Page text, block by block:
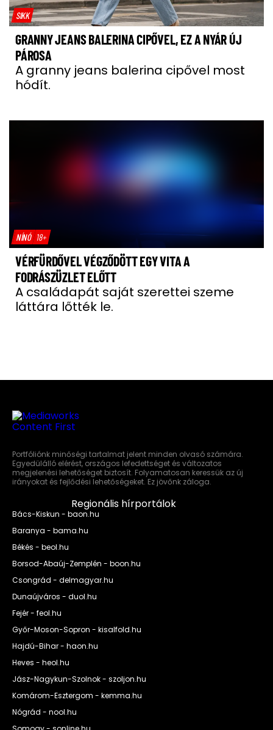
SIKK
GRANNY JEANS BALERINA CIPŐVEL, EZ A NYÁR ÚJ
PÁROSA
A granny jeans balerina cipővel most
hódít.
NÍNÓ 18+
VÉRFÜRDŐVEL VÉGZŐDÖTT EGY VITA A
FODRÁSZÜZLET ELŐTT
A családapát saját szerettei szeme
láttára lőtték le.
Portfóliónk minőségi tartalmat jelent minden olvasó számára.
Egyedülálló elérést, országos lefedettséget és változatos
megjelenési lehetőséget biztosít. Folyamatosan keressük az új
irányokat és fejlődési lehetőségeket. Ez jövőnk záloga.
Regionális hírportálok
Bács-Kiskun - baon.hu
Baranya - bama.hu
Békés - beol.hu
Borsod-Abaúj-Zemplén - boon.hu
Csongrád - delmagyar.hu
Dunaújváros - duol.hu
Fejér - feol.hu
Győr-Moson-Sopron - kisalfold.hu
Hajdú-Bihar - haon.hu
Heves - heol.hu
Jász-Nagykun-Szolnok - szoljon.hu
Komárom-Esztergom - kemma.hu
Nógrád - nool.hu